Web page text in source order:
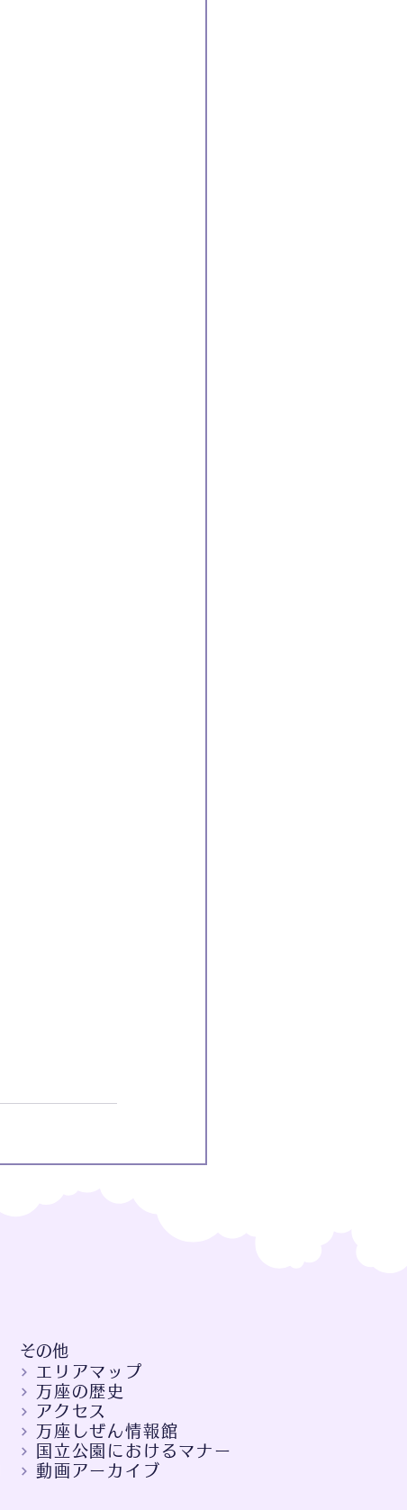
​その他
エリアマップ
万座の歴史
アクセス
万座しぜん情報館
国立公園におけるマナー
動画アーカイブ